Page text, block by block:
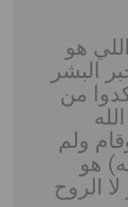
هو
البشر
من
ولم
هو
الروح